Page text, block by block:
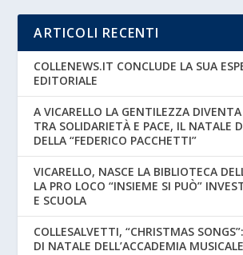
ARTICOLI RECENTI
COLLENEWS.IT CONCLUDE LA SUA
EDITORIALE
A VICARELLO LA GENTILEZZA
TRA SOLIDARIETÀ E PACE, IL NATALE
DELLA “FEDERICO PACCHETTI”
VICARELLO, NASCE LA BIBLIOTECA
LA PRO LOCO “INSIEME SI PUÒ”
E SCUOLA
COLLESALVETTI, “CHRISTMAS
DI NATALE DELL’ACCADEMIA MUSICALE